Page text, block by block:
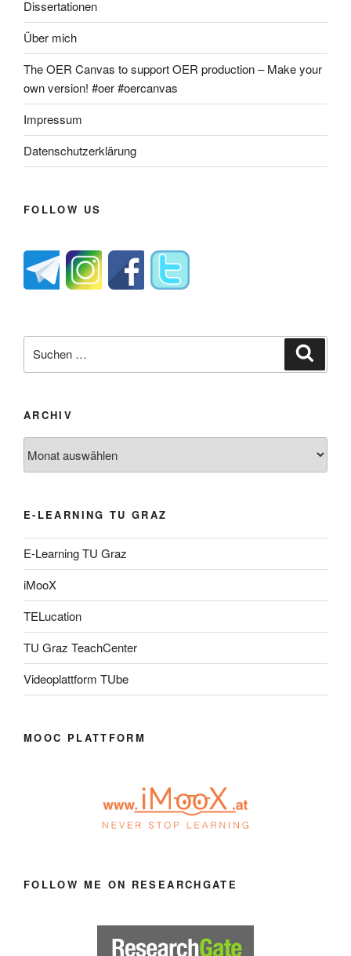
Dissertationen
Über mich
The OER Canvas to support OER production – Make your
own version! #oer #oercanvas
Impressum
Datenschutzerklärung
FOLLOW US
nach:
ARCHIV
E-LEARNING TU GRAZ
E-Learning TU Graz
iMooX
TELucation
TU Graz TeachCenter
Videoplattform TUbe
MOOC PLATTFORM
FOLLOW ME ON RESEARCHGATE